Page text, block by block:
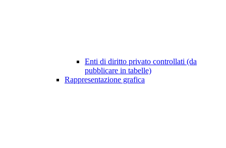
Enti di diritto privato controllati (da
pubblicare in tabelle)
Rappresentazione grafica